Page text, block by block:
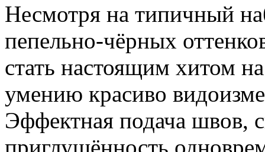
Несмотря на типичный
пепельно-чёрных
стать настоящим хитом
умению красиво
Эффектная подача швов,
приглушённость